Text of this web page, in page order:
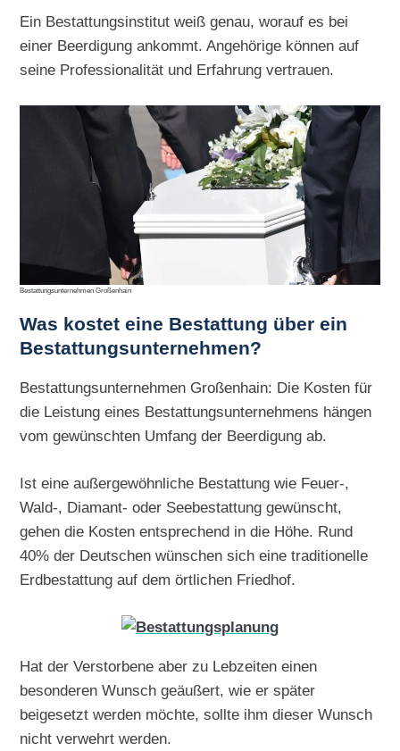
Ein Bestattungsinstitut weiß genau, worauf es bei
einer Beerdigung ankommt. Angehörige können auf
seine Professionalität und Erfahrung vertrauen.
Bestattungsunternehmen Großenhain
Was kostet eine Bestattung über ein
Bestattungsunternehmen?
Bestattungsunternehmen Großenhain: Die Kosten für
die Leistung eines Bestattungsunternehmens hängen
vom gewünschten Umfang der Beerdigung ab.
Ist eine außergewöhnliche Bestattung wie Feuer-,
Wald-, Diamant- oder Seebestattung gewünscht,
gehen die Kosten entsprechend in die Höhe. Rund
40% der Deutschen wünschen sich eine traditionelle
Erdbestattung auf dem örtlichen Friedhof.
Hat der Verstorbene aber zu Lebzeiten einen
besonderen Wunsch geäußert, wie er später
beigesetzt werden möchte, sollte ihm dieser Wunsch
nicht verwehrt werden.